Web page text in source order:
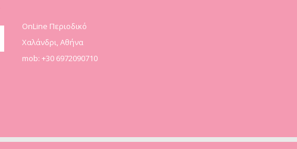
OnLine Περιοδικό
Χαλάνδρι, Αθήνα
mob: +30 6972090710